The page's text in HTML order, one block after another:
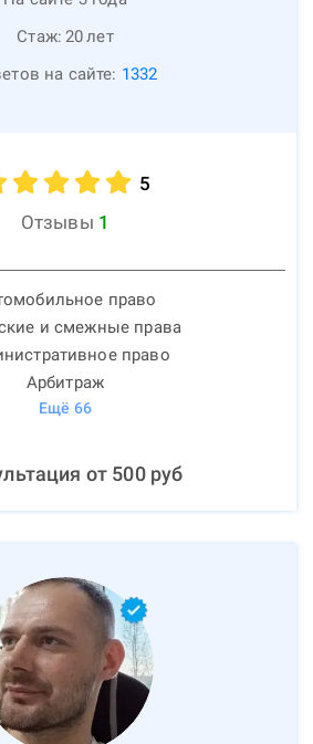
Стаж: 20лет
на сайте: 1332
5
Отзывы 1
право
и смежные права
право
Арбитраж
Ещё 66
от 500руб